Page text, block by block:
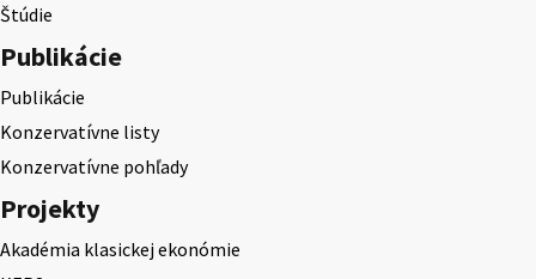
Štúdie
Publikácie
Publikácie
Konzervatívne listy
Konzervatívne pohľady
Projekty
Akadémia klasickej ekonómie